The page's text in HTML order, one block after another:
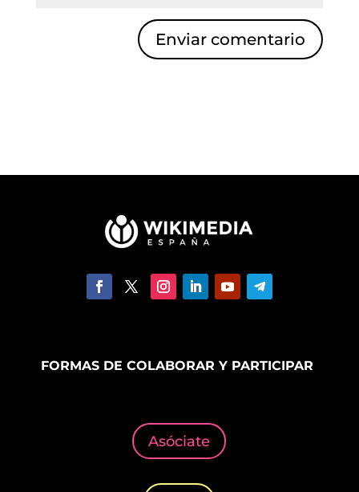
Enviar comentario
FORMAS DE COLABORAR Y PARTICIPAR
Asóciate